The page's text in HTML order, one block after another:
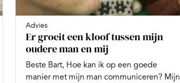
Advies
Er groeit een kloof tussen mijn
oudere man en mij
Beste Bart, Hoe kan ik op een goede
manier met mijn man communiceren? Mijn